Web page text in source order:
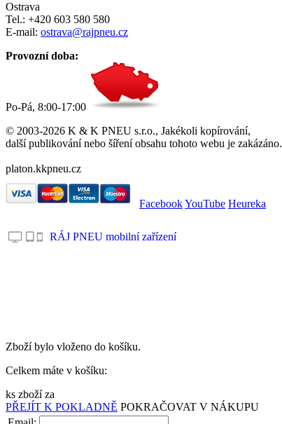
Ostrava
Tel.: +420 603 580 580
E-mail: ostrava@rajpneu.cz
Provozní doba:
Po-Pá, 8:00-17:00
© 2003-2026 K & K PNEU s.r.o., Jakékoli kopírování,
další publikování nebo šíření obsahu tohoto webu je zakázáno.
platon.kkpneu.cz
FacebookYouTube Heureka
RÁJ PNEU mobilní zařízení
Zboží bylo vloženo do košíku.
Celkem máte v košíku:
ks zboží za
PŘEJÍT K POKLADNĚ POKRAČOVAT V NÁKUPU